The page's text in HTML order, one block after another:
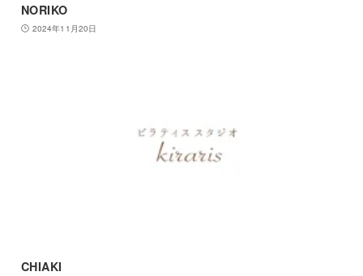
NORIKO
2024年11月20日
CHIAKI